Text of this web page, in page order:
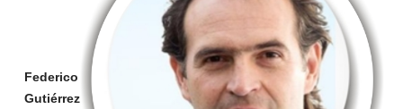
Federico
Gutiérrez